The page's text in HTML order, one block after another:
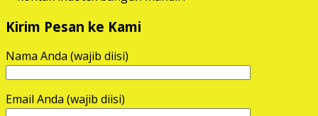
Kirim Pesan ke Kami
Nama Anda (wajib diisi)
Email Anda (wajib diisi)